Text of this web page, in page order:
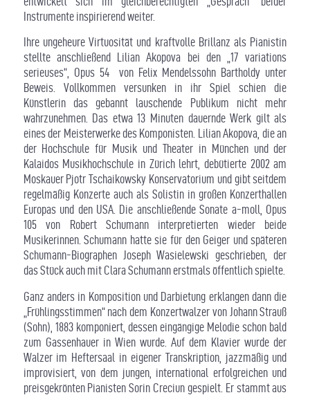
Instrumente inspirierend weiter.
Ihre ungeheure Virtuosität und kraftvolle Brillanz als Pianistin
stellte anschließend Lilian Akopova bei den „17 variations
serieuses“, Opus 54 von Felix Mendelssohn Bartholdy unter
Beweis. Vollkommen versunken in ihr Spiel schien die
Künstlerin das gebannt lauschende Publikum nicht mehr
wahrzunehmen. Das etwa 13 Minuten dauernde Werk gilt als
eines der Meisterwerke des Komponisten. Lilian Akopova, die an
der Hochschule für Musik und Theater in München und der
Kalaidos Musikhochschule in Zürich lehrt, debütierte 2002 am
Moskauer Pjotr Tschaikowsky Konservatorium und gibt seitdem
regelmäßig Konzerte auch als Solistin in großen Konzerthallen
Europas und den USA. Die anschließende Sonate a-moll, Opus
105 von Robert Schumann interpretierten wieder beide
Musikerinnen. Schumann hatte sie für den Geiger und späteren
Schumann-Biographen Joseph Wasielewski geschrieben, der
das Stück auch mit Clara Schumann erstmals öffentlich spielte.
Ganz anders in Komposition und Darbietung erklangen dann die
„Frühlingsstimmen“ nach dem Konzertwalzer von Johann Strauß
(Sohn), 1883 komponiert, dessen eingängige Melodie schon bald
zum Gassenhauer in Wien wurde. Auf dem Klavier wurde der
Walzer im Heftersaal in eigener Transkription, jazzmäßig und
improvisiert, von dem jungen, international erfolgreichen und
preisgekrönten Pianisten Sorin Creciun gespielt. Er stammt aus